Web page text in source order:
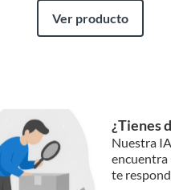
Ver producto
¿Tienes
Nuestra
encuentra
te